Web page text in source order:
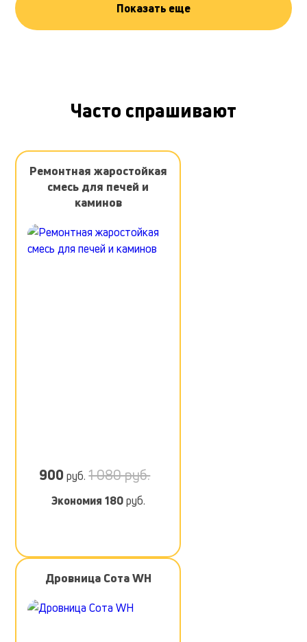
Показать еще
Часто спрашивают
Ремонтная жаростойкая
смесь для печей и
каминов
900 руб.1 080 руб.
Экономия 180руб.
Дровница Сота WH